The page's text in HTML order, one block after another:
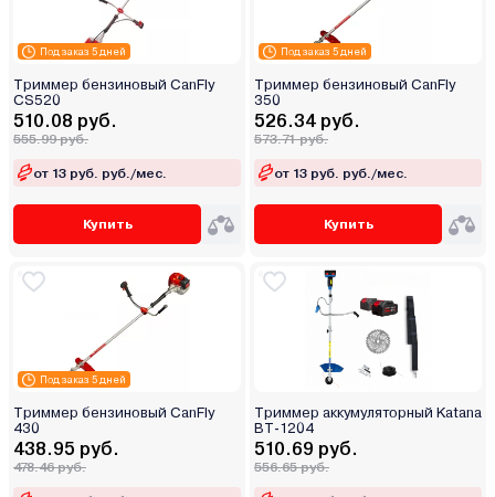
Под заказ 5 дней
Триммер бензиновый CanFly
CS520
510.08 руб.
555.99 руб.
от 13 руб. руб./мес.
Купить
Под заказ 5 дней
Триммер бензиновый CanFly
350
526.34 руб.
573.71 руб.
от 13 руб. руб./мес.
Купить
Под заказ 5 дней
Триммер бензиновый CanFly
430
438.95 руб.
478.46 руб.
Триммер аккумуляторный Katana
BT-1204
510.69 руб.
556.65 руб.